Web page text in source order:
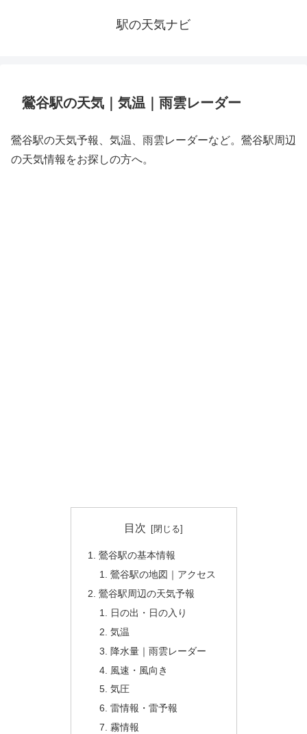
駅の天気ナビ
鶯谷駅の天気｜気温｜雨雲レーダー
鶯谷駅の天気予報、気温、雨雲レーダーなど。鶯谷駅周辺
の天気情報をお探しの方へ。
目次
鶯谷駅の基本情報
鶯谷駅の地図｜アクセス
鶯谷駅周辺の天気予報
日の出・日の入り
気温
降水量｜雨雲レーダー
風速・風向き
気圧
雷情報・雷予報
霧情報